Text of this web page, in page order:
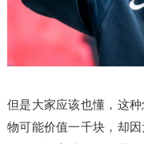
但是大家应该也懂，这
物可能价值一千块，却